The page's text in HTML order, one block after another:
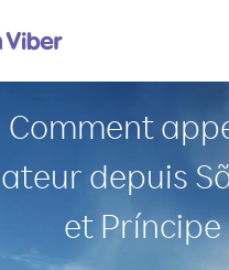
Comment
depuis
et Príncipe